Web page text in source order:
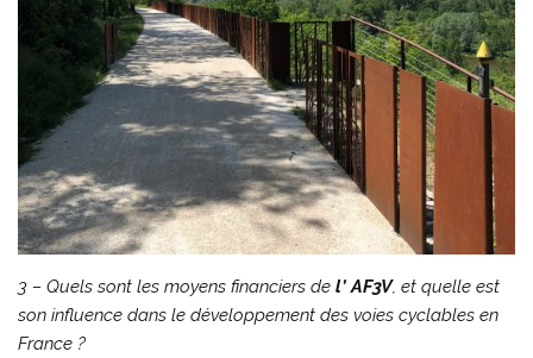
3 – Quels sont les moyens financiers del’ AF3V, et quelle est
son influence dans le développement des voies cyclables en
France ?